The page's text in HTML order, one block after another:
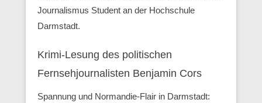
Journalismus Student an der Hochschule
Darmstadt.
Krimi-Lesung des politischen
Fernsehjournalisten Benjamin Cors
Spannung und Normandie-Flair in Darmstadt: